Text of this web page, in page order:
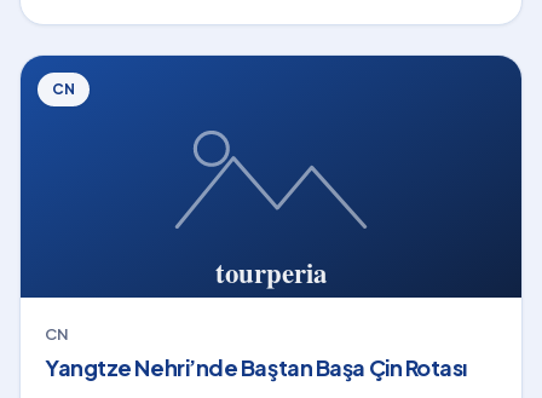
CN
CN
Yangtze Nehri’nde Baştan Başa Çin Rotası